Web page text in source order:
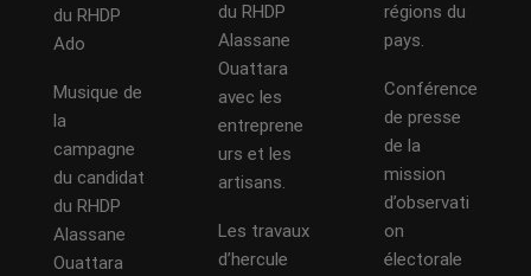
du RHDP
Ado
Musique de
la
campagne
du candidat
du RHDP
Alassane
Ouattara
du RHDP
Alassane
Ouattara
avec les
entreprene
urs et les
artisans.
Les travaux
d’hercule
régions du
pays.
Conférence
de presse
de la
mission
d’observati
on
électorale